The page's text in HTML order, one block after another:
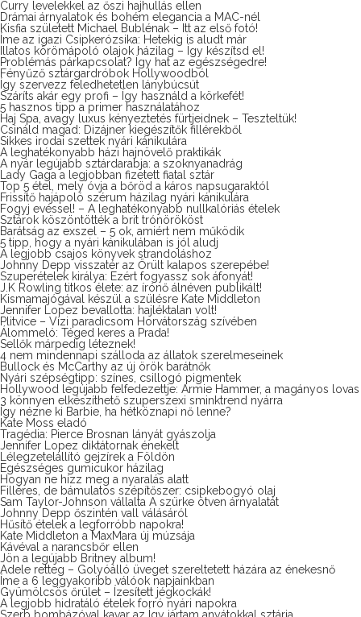
Curry levelekkel az őszi hajhullás ellen
Drámai árnyalatok és bohém elegancia a MAC-nél
Kisfia született Michael Bublénak – Itt az első fotó!
Íme az igazi Csipkerózsika: Hetekig is aludt már
Illatos körömápoló olajok házilag – Így készítsd el!
Problémás párkapcsolat? Így hat az egészségedre!
Fényűző sztárgardróbok Hollywoodból
Így szervezz feledhetetlen lánybúcsút
Száríts akár egy profi – Így használd a körkefét!
5 hasznos tipp a primer használatához
Haj Spa, avagy luxus kényeztetés fürtjeidnek – Teszteltük!
Csináld magad: Dizájner kiegészítők fillérekből
Sikkes irodai szettek nyári kánikulára
A leghatékonyabb házi hajnövelő praktikák
A nyár legújabb sztárdarabja: a szoknyanadrág
Lady Gaga a legjobban fizetett fiatal sztár
Top 5 étel, mely óvja a bőröd a káros napsugaraktól
Frissítő hajápoló szérum házilag nyári kánikulára
Fogyj evéssel! – A leghatékonyabb nullkalóriás ételek
Sztárok köszöntötték a brit trónörököst
Barátság az exszel – 5 ok, amiért nem működik
5 tipp, hogy a nyári kánikulában is jól aludj
A legjobb csajos könyvek strandoláshoz
Johnny Depp visszatér az Őrült kalapos szerepébe!
Szuperételek királya: Ezért fogyassz sok áfonyát!
J.K Rowling titkos élete: az írónő álnéven publikált!
Kismamajógával készül a szülésre Kate Middleton
Jennifer Lopez bevallotta: hajléktalan volt!
Plitvice – Vízi paradicsom Horvátország szívében
Álommeló: Téged keres a Prada!
Sellők márpedig léteznek!
4 nem mindennapi szálloda az állatok szerelmeseinek
Bullock és McCarthy az új örök barátnők
Nyári szépségtipp: színes, csillogó pigmentek
Hollywood legújabb felfedezettje: Armie Hammer, a magányos lovas
3 könnyen elkészíthető szuperszexi sminktrend nyárra
Így nézne ki Barbie, ha hétköznapi nő lenne?
Kate Moss eladó
Tragédia: Pierce Brosnan lányát gyászolja
Jennifer Lopez diktátornak énekelt
Lélegzetelállító gejzírek a Földön
Egészséges gumicukor házilag
Hogyan ne hízz meg a nyaralás alatt
Filléres, de bámulatos szépítőszer: csipkebogyó olaj
Sam Taylor-Johnson vállalta A szürke ötven árnyalatát
Johnny Depp őszintén vall válásáról
Hűsítő ételek a legforróbb napokra!
Kate Middleton a MaxMara új múzsája
Kávéval a narancsbőr ellen
Jön a legújabb Britney album!
Adele retteg – Golyóálló üveget szereltetett házára az énekesnő
Íme a 6 leggyakoribb válóok napjainkban
Gyümölcsös őrület – Ízesített jégkockák!
A legjobb hidratáló ételek forró nyári napokra